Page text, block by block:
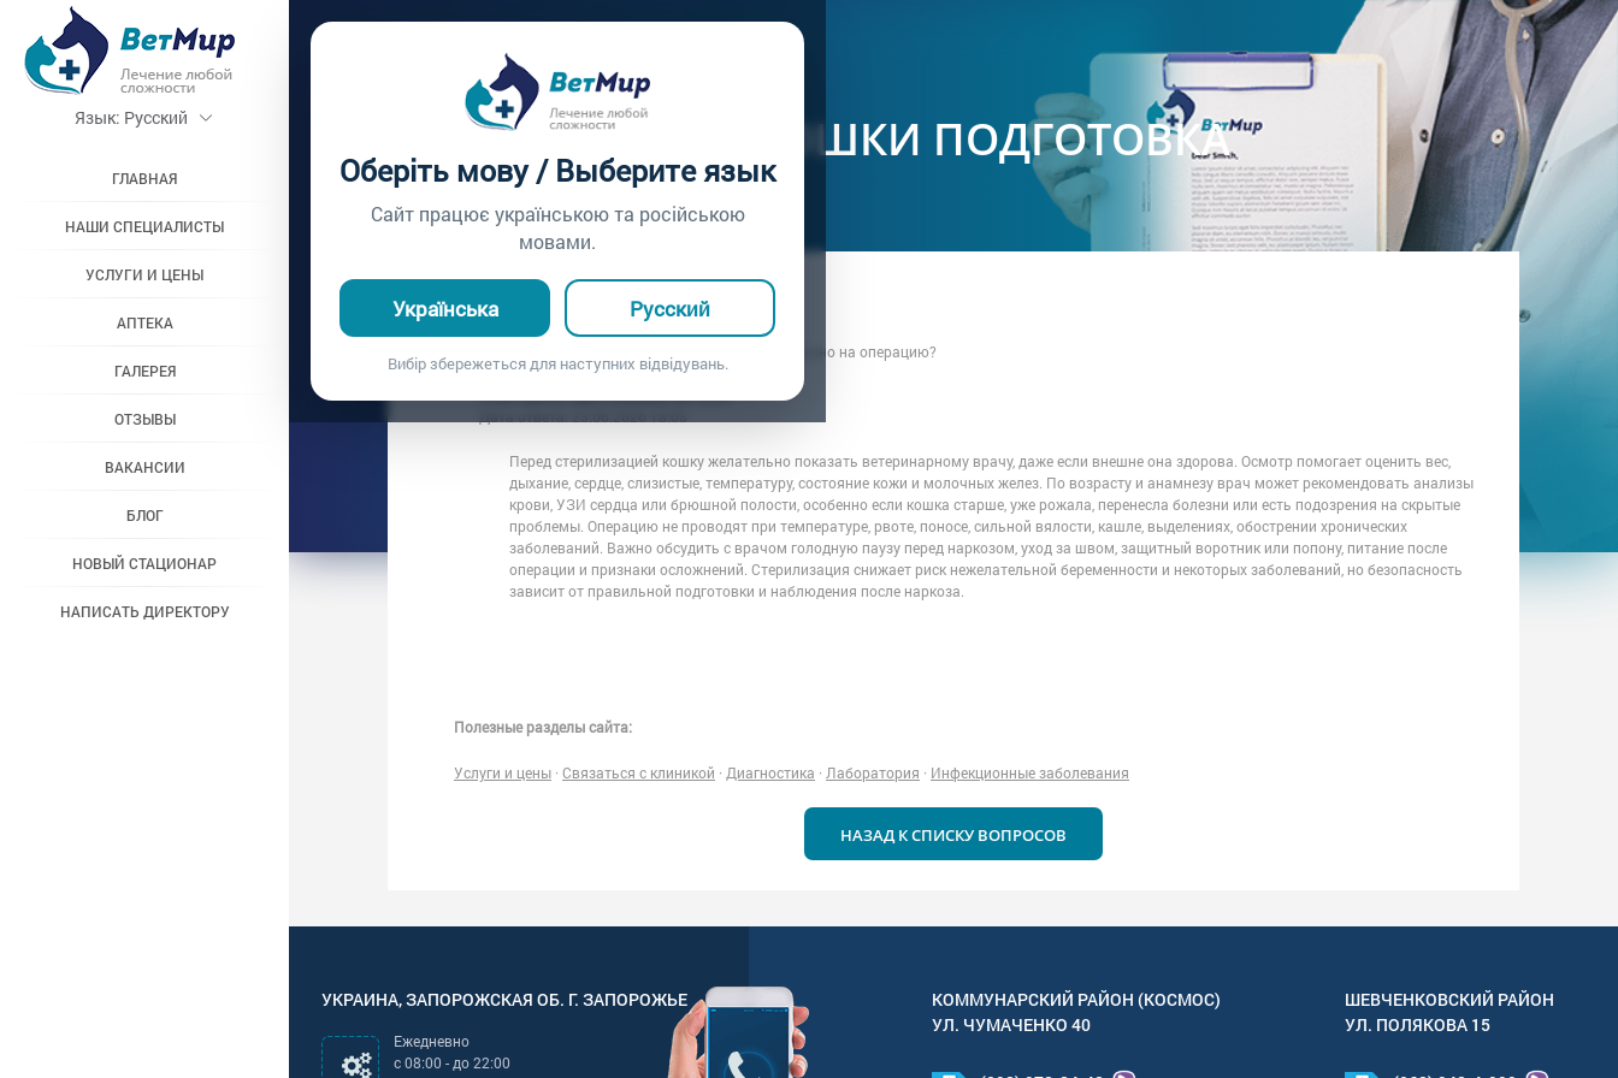
Оберіть мову / Выберите язык
Сайт працює українською та російською
мовами.
Українська Русский
Вибір збережеться для наступних відвідувань.
Язык: Русский
ГЛАВНАЯ
НАШИ СПЕЦИАЛИСТЫ
УСЛУГИ И ЦЕНЫ
АПТЕКА
ГАЛЕРЕЯ
ОТЗЫВЫ
ВАКАНСИИ
БЛОГ
НОВЫЙ СТАЦИОНАР
НАПИСАТЬ ДИРЕКТОРУ
Вопросы врачу /
СТЕРИЛИЗАЦИЯ КОШКИ ПОДГОТОВКА
Вопрос врачу №456
Вопрос владельца: Владелица кошки
Дата вопроса:
23.06.2026 13:38
Хотим стерилизовать кошку. Как понять, что ей можно на операцию?
Перед стерилизацией кошку желательно показать ветеринарному врачу, даже если внешне она здорова. Осмотр помогает оценить вес,
дыхание, сердце, слизистые, температуру, состояние кожи и молочных желез. По возрасту и анамнезу врач может рекомендовать анализы
крови, УЗИ сердца или брюшной полости, особенно если кошка старше, уже рожала, перенесла болезни или есть подозрения на скрытые
проблемы. Операцию не проводят при температуре, рвоте, поносе, сильной вялости, кашле, выделениях, обострении хронических
заболеваний. Важно обсудить с врачом голодную паузу перед наркозом, уход за швом, защитный воротник или попону, питание после
операции и признаки осложнений. Стерилизация снижает риск нежелательной беременности и некоторых заболеваний, но безопасность
зависит от правильной подготовки и наблюдения после наркоза.
Полезные разделы сайта:
Услуги и цены · Связаться с клиникой · Диагностика · Лаборатория · Инфекционные заболевания
НАЗАД К СПИСКУ ВОПРОСОВ
УКРАИНА,ЗАПОРОЖСКАЯ ОБ. Г. ЗАПОРОЖЬЕ
Ежедневно
с08:00 - до22:00
КОММУНАРСКИЙ РАЙОН (КОСМОС)
УЛ. ЧУМАЧЕНКО 40
ШЕВЧЕНКОВСКИЙ РАЙОН
УЛ. ПОЛЯКОВА 15